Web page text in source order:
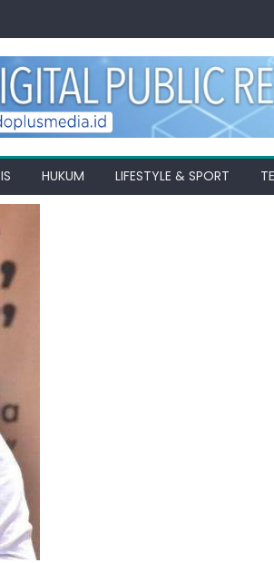
HUKUM LIFESTYLE & SPORT